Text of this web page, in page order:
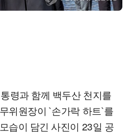
령과 함께 백두산 천지를
위원장이 `손가락 하트`를
습이 담긴 사진이 23일 공